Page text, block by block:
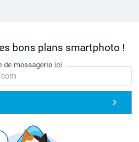
bons plans smartphoto !
de messagerie ici